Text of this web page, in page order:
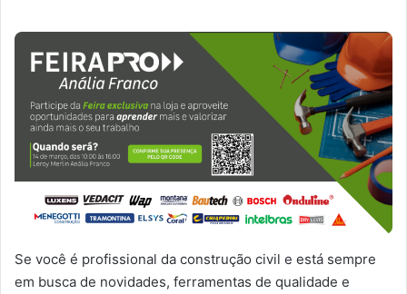
Se você é profissional da construção civil e está sempre
em busca de novidades, ferramentas de qualidade e